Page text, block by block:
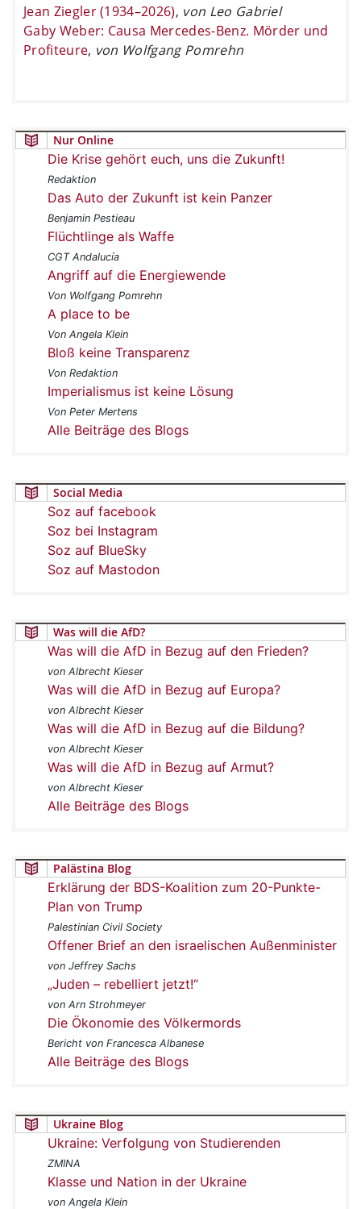
Jean Ziegler (1934–2026), von Leo Gabriel
Gaby Weber: Causa Mercedes-Benz. Mörder und
Profiteure, von Wolfgang Pomrehn
Nur Online
Die Krise gehört euch, uns die Zukunft!
Redaktion
Das Auto der Zukunft ist kein Panzer
Benjamin Pestieau
Flüchtlinge als Waffe
CGT Andalucía
Angriff auf die Energiewende
Von Wolfgang Pomrehn
A place to be
Von Angela Klein
Bloß keine Transparenz
Von Redaktion
Imperialismus ist keine Lösung
Von Peter Mertens
Alle Beiträge des Blogs
Social Media
Soz auf facebook
Soz bei Instagram
Soz auf BlueSky
Soz auf Mastodon
Was will die AfD?
Was will die AfD in Bezug auf den Frieden?
von Albrecht Kieser
Was will die AfD in Bezug auf Europa?
von Albrecht Kieser
Was will die AfD in Bezug auf die Bildung?
von Albrecht Kieser
Was will die AfD in Bezug auf Armut?
von Albrecht Kieser
Alle Beiträge des Blogs
Palästina Blog
Erklärung der BDS-Koalition zum 20-Punkte-
Plan von Trump
Palestinian Civil Society
Offener Brief an den israelischen Außenminister
von Jeffrey Sachs
„Juden – rebelliert jetzt!“
von Arn Strohmeyer
Die Ökonomie des Völkermords
Bericht von Francesca Albanese
Alle Beiträge des Blogs
Ukraine Blog
Ukraine: Verfolgung von Studierenden
ZMINA
Klasse und Nation in der Ukraine
von Angela Klein